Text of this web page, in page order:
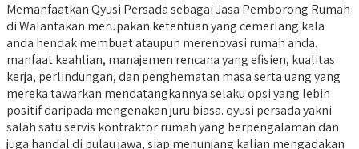
Memanfaatkan Qyusi Persada sebagai Jasa Pemborong Rumah
di Walantakan merupakan ketentuan yang cemerlang kala
anda hendak membuat ataupun merenovasi rumah anda.
manfaat keahlian, manajemen rencana yang efisien, kualitas
kerja, perlindungan, dan penghematan masa serta uang yang
mereka tawarkan mendatangkannya selaku opsi yang lebih
positif daripada mengenakan juru biasa. qyusi persada yakni
salah satu servis kontraktor rumah yang berpengalaman dan
juga handal di pulau jawa, siap menunjang kalian mengadakan